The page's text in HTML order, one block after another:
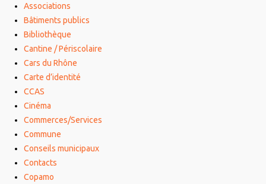
Associations
Bâtiments publics
Bibliothèque
Cantine / Périscolaire
Cars du Rhône
Carte d’identité
CCAS
Cinéma
Commerces/Services
Commune
Conseils municipaux
Contacts
Copamo